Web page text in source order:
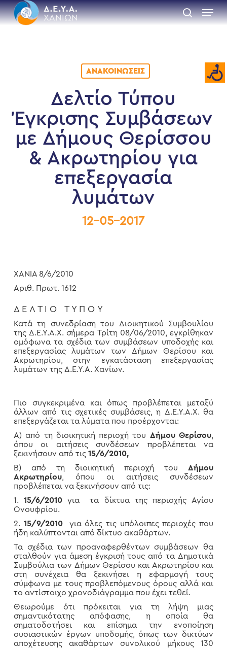
Skip
to
main
search
Menu
ΑΝΑΚΟΙΝΏΣΕΙΣ
Δελτίο Τύπου
Έγκρισης Συμβάσεων
με Δήμους Θερίσσου
& Ακρωτηρίου για
επεξεργασία
λυμάτων
12-05-2017
ΧΑΝΙΑ 8/6/2010
Αριθ. Πρωτ. 1612
Δ Ε Λ Τ Ι Ο Τ Υ Π Ο Υ
Κατά τη συνεδρίαση του Διοικητικού Συμβουλίου
της Δ.Ε.Υ.Α.Χ. σήμερα Τρίτη 08/06/2010, εγκρίθηκαν
ομόφωνα τα σχέδια των συμβάσεων υποδοχής και
επεξεργασίας λυμάτων των Δήμων Θερίσου και
Ακρωτηρίου, στην εγκατάσταση επεξεργασίας
λυμάτων της Δ.Ε.Υ.Α. Χανίων.
Πιο συγκεκριμένα και όπως προβλέπεται μεταξύ
άλλων από τις σχετικές συμβάσεις, η Δ.Ε.Υ.Α.Χ. θα
επεξεργάζεται τα λύματα που προέρχονται:
Α) από τη διοικητική περιοχή του Δήμου Θερίσου,
όπου οι αιτήσεις συνδέσεων προβλέπεται να
ξεκινήσουν από τις 15/6/2010,
Β) από τη διοικητική περιοχή τουΔήμου
Ακρωτηρίου, όπου οι αιτήσεις συνδέσεων
προβλέπεται να ξεκινήσουν από τις:
1.15/6/2010 για τα δίκτυα της περιοχής Αγίου
Ονουφρίου.
2. 15/9/2010για όλες τις υπόλοιπες περιοχές που
ήδη καλύπτονται από δίκτυο ακαθάρτων.
Τα σχέδια των προαναφερθέντων συμβάσεων θα
σταλθούν για άμεση έγκρισή τους από τα Δημοτικά
Συμβούλια των Δήμων Θερίσου και Ακρωτηρίου και
στη συνέχεια θα ξεκινήσει η εφαρμογή τους
σύμφωνα με τους προβλεπόμενους όρους αλλά και
το αντίστοιχο χρονοδιάγραμμα που έχει τεθεί.
Θεωρούμε ότι πρόκειται για τη λήψη μιας
σημαντικότατης απόφασης, η οποία θα
σηματοδοτήσει και επίσημα την ενοποίηση
ουσιαστικών έργων υποδομής, όπως των δικτύων
αποχέτευσης ακαθάρτων συνολικού μήκους 130